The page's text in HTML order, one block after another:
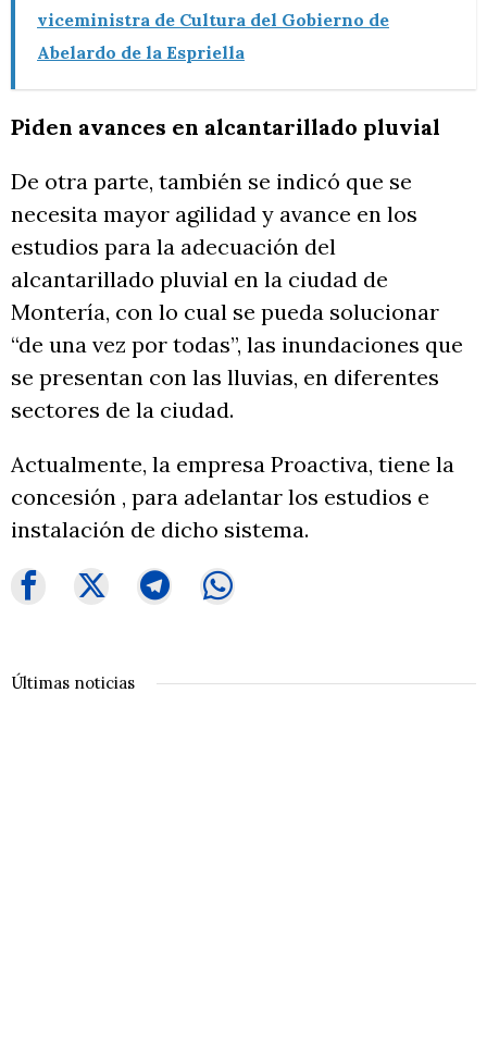
viceministra de Cultura del Gobierno de
Abelardo de la Espriella
Piden avances en alcantarillado pluvial
De otra parte, también se indicó que se
necesita mayor agilidad y avance en los
estudios para la adecuación del
alcantarillado pluvial en la ciudad de
Montería, con lo cual se pueda solucionar
“de una vez por todas”, las inundaciones que
se presentan con las lluvias, en diferentes
sectores de la ciudad.
Actualmente, la empresa Proactiva, tiene la
concesión , para adelantar los estudios e
instalación de dicho sistema.
Últimas noticias